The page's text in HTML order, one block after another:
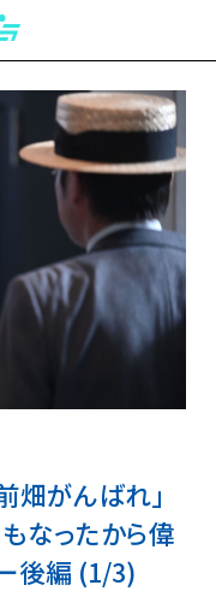
畑がんばれ」
なったから偉
後編 (1/3)